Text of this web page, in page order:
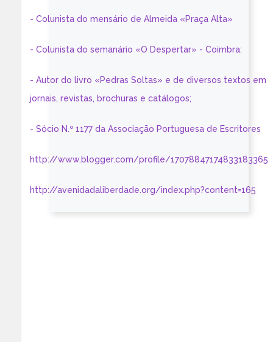
- Colunista do mensário de Almeida «Praça Alta»
- Colunista do semanário «O Despertar» - Coimbra:
- Autor do livro «Pedras Soltas» e de diversos textos em
jornais, revistas, brochuras e catálogos;
- Sócio N.º 1177 da Associação Portuguesa de Escritores
http://www.blogger.com/profile/17078847174833183365
http://avenidadaliberdade.org/index.php?content=165